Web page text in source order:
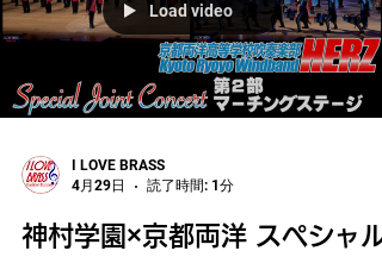
Load video
I LOVE BRASS
4月29日
読了時間: 1分
神村学園×京都両洋 スペシャル